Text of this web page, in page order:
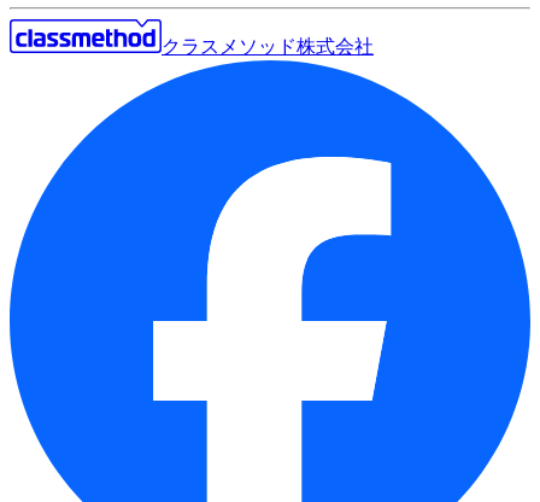
クラスメソッド株式会社